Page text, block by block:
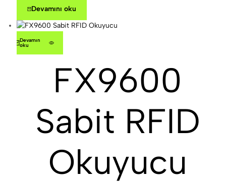
Devamını oku
Devamını
oku
FX9600
Sabit RFID
Okuyucu